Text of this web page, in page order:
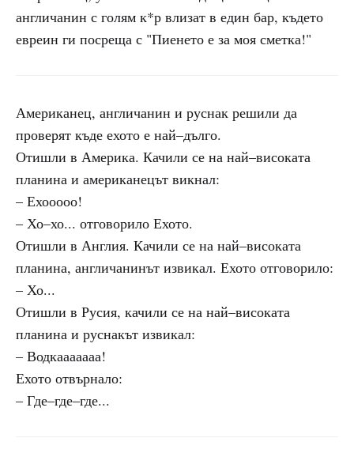
англичанин с голям к*р влизат в един бар, където
евреин ги посреща с "Пиенето е за моя сметка!"
Американец, англичанин и руснак решили да
проверят къде ехото е най–дълго.
Отишли в Америка. Качили се на най–високата
планина и американецът викнал:
– Ехооооо!
– Хо–хо... отговорило Ехото.
Отишли в Англия. Качили се на най–високата
планина, англичанинът извикал. Ехото отговорило:
– Хо...
Отишли в Русия, качили се на най–високата
планина и руснакът извикал:
– Водкааааааа!
Ехото отвърнало:
– Где–где–где...